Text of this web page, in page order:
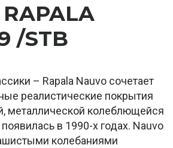
/STB
– Rapala Nauvo сочетает
реалистические покрытия
металлической колеблющейся
в 1990-х годах. Nauvo
колебаниями